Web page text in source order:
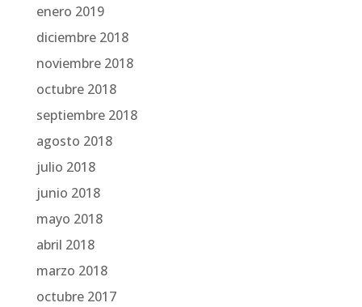
enero 2019
diciembre 2018
noviembre 2018
octubre 2018
septiembre 2018
agosto 2018
julio 2018
junio 2018
mayo 2018
abril 2018
marzo 2018
octubre 2017